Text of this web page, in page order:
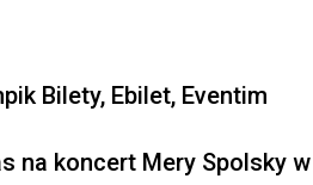
Bilety, Ebilet, Eventim
koncert Mery Spolsky